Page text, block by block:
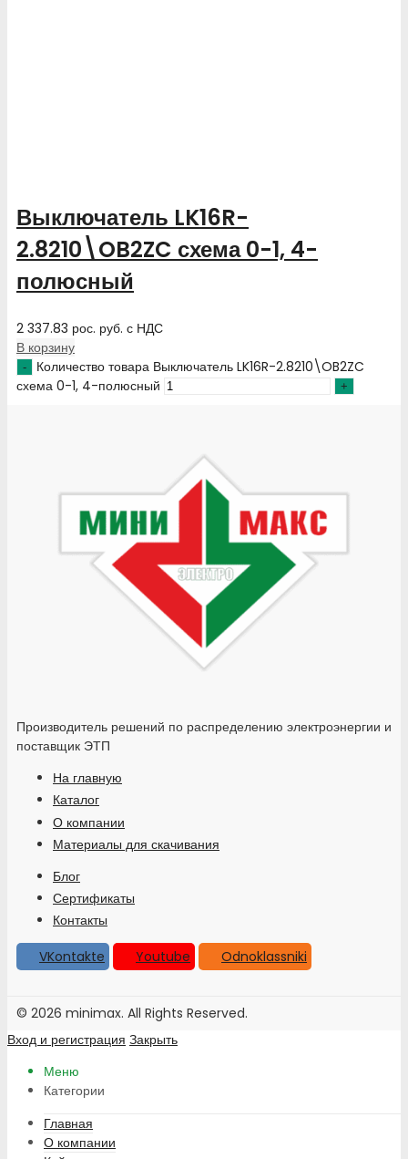
Выключатель LK16R-
2.8210\OB2ZC схема 0-1, 4-
полюсный
2 337.83 рос. руб. с НДС
В корзину
Количество товара Выключатель LK16R-2.8210\OB2ZC
схема 0-1, 4-полюсный
Производитель решений по распределению электроэнергии и
поставщик ЭТП
На главную
Каталог
О компании
Материалы для скачивания
Блог
Сертификаты
Контакты
VKontakte
Youtube Odnoklassniki
© 2026 minimax. All Rights Reserved.
Вход и регистрация Закрыть
Меню
Категории
Главная
О компании